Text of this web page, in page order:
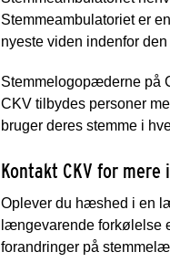
Stemmeambulatoriet er
nyeste viden indenfor
Stemmelogopæderne på
CKV tilbydes personer
bruger deres stemme i
Kontakt CKV for mere
Oplever du hæshed i en
længevarende forkølelse
forandringer på